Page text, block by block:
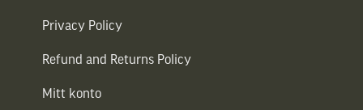
Privacy Policy
Refund and Returns Policy
Mitt konto